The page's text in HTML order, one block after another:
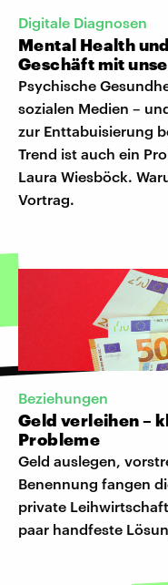
Digitale Diagnosen
Mental Health
Geschäft mit
Psychische
sozialen Medien –
zur Enttabuisierung
Trend ist auch ein
Laura Wiesböck.
Vortrag.
Beziehungen
Geld verleihen –
Probleme
Geld auslegen,
Benennung fangen
private
paar handfeste